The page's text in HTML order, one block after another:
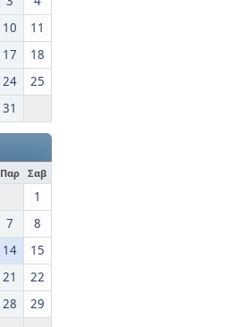
10
11
17
18
24
25
31
Παρ Σαβ
1
7
8
14
15
21
22
28
29